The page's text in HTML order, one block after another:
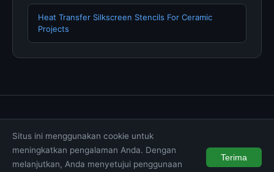
Heat Transfer Silkscreen Stencils For Ceramic
Projects
Syarat & Ketentuan
© 2026 muktibox.com. All rights reserved.
Situs ini menggunakan cookie untuk
meningkatkan pengalaman Anda. Dengan
melanjutkan, Anda menyetujui penggunaan
Terima